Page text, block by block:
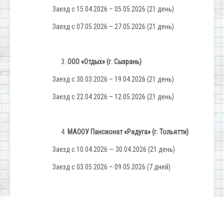
Заезд с 15.04.2026 – 05.05.2026 (21 день)
Заезд с 07.05.2026 – 27.05.2026 (21 день)
ООО «Отдых» (г. Сызрань)
Заезд с 30.03.2026 – 19.04.2026 (21 день)
Заезд с 22.04.2026 – 12.05.2026 (21 день)
МАООУ Пансионат «Радуга» (г. Тольятти)
Заезд с 10.04.2026 — 30.04.2026 (21 день)
Заезд с 03.05.2026 – 09.05.2026 (7 дней)